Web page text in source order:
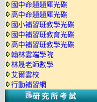
國中命題題庫光碟
高中命題題庫光碟
國小補習班教學光碟
國中補習班教育光碟
高中補習班教學光碟
翰林雲端學院
林晟老師數學
艾爾雲校
行動補習網
研究所考試